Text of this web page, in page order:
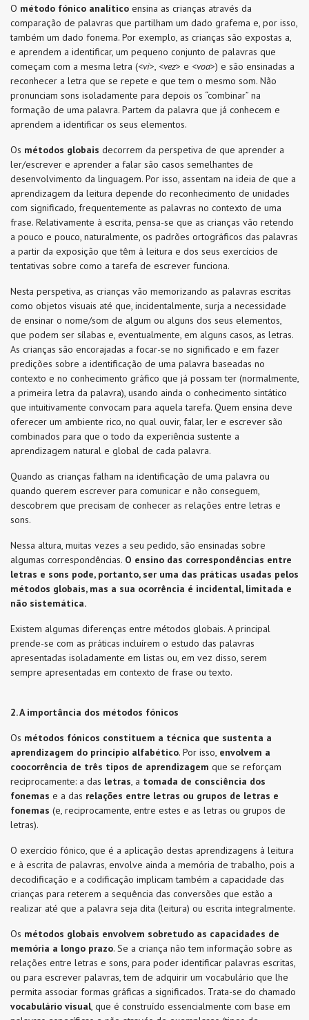
O método fónico analítico ensina as crianças através da
comparação de palavras que partilham um dado grafema e, por isso,
também um dado fonema. Por exemplo, as crianças são expostas a,
e aprendem a identificar, um pequeno conjunto de palavras que
começam com a mesma letra (<vi>, <vez> e <voa>) e são ensinadas a
reconhecer a letra que se repete e que tem o mesmo som. Não
pronunciam sons isoladamente para depois os “combinar” na
formação de uma palavra. Partem da palavra que já conhecem e
aprendem a identificar os seus elementos.
Os métodos globais decorrem da perspetiva de que aprender a
ler/escrever e aprender a falar são casos semelhantes de
desenvolvimento da linguagem. Por isso, assentam na ideia de que a
aprendizagem da leitura depende do reconhecimento de unidades
com significado, frequentemente as palavras no contexto de uma
frase. Relativamente à escrita, pensa-se que as crianças vão retendo
a pouco e pouco, naturalmente, os padrões ortográficos das palavras
a partir da exposição que têm à leitura e dos seus exercícios de
tentativas sobre como a tarefa de escrever funciona.
Nesta perspetiva, as crianças vão memorizando as palavras escritas
como objetos visuais até que, incidentalmente, surja a necessidade
de ensinar o nome/som de algum ou alguns dos seus elementos,
que podem ser sílabas e, eventualmente, em alguns casos, as letras.
As crianças são encorajadas a focar-se no significado e em fazer
predições sobre a identificação de uma palavra baseadas no
contexto e no conhecimento gráfico que já possam ter (normalmente,
a primeira letra da palavra), usando ainda o conhecimento sintático
que intuitivamente convocam para aquela tarefa. Quem ensina deve
oferecer um ambiente rico, no qual ouvir, falar, ler e escrever são
combinados para que o todo da experiência sustente a
aprendizagem natural e global de cada palavra.
Quando as crianças falham na identificação de uma palavra ou
quando querem escrever para comunicar e não conseguem,
descobrem que precisam de conhecer as relações entre letras e
sons.
Nessa altura, muitas vezes a seu pedido, são ensinadas sobre
algumas correspondências. O ensino das correspondências entre
letras e sons pode, portanto, ser uma das práticas usadas pelos
métodos globais, mas a sua ocorrência é incidental, limitada e
não sistemática.
Existem algumas diferenças entre métodos globais. A principal
prende-se com as práticas incluírem o estudo das palavras
apresentadas isoladamente em listas ou, em vez disso, serem
sempre apresentadas em contexto de frase ou texto.
2. A importância dos métodos fónicos
Os métodos fónicos constituem a técnica que sustenta a
aprendizagem do princípio alfabético. Por isso, envolvem a
coocorrência de três tipos de aprendizagem que se reforçam
reciprocamente: a das letras, a tomada de consciência dos
fonemas e a das relações entre letras ou grupos de letras e
fonemas (e, reciprocamente, entre estes e as letras ou grupos de
letras).
O exercício fónico, que é a aplicação destas aprendizagens à leitura
e à escrita de palavras, envolve ainda a memória de trabalho, pois a
decodificação e a codificação implicam também a capacidade das
crianças para reterem a sequência das conversões que estão a
realizar até que a palavra seja dita (leitura) ou escrita integralmente.
Os métodos globais envolvem sobretudo as capacidades de
memória a longo prazo. Se a criança não tem informação sobre as
relações entre letras e sons, para poder identificar palavras escritas,
ou para escrever palavras, tem de adquirir um vocabulário que lhe
permita associar formas gráficas a significados. Trata-se do chamado
vocabulário visual, que é construído essencialmente com base em